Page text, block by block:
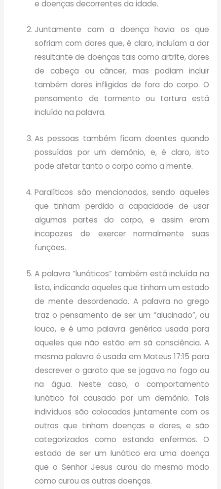
e doenças decorrentes da idade.
Juntamente com a doença havia os que
sofriam com dores que, é claro, incluíam a dor
resultante de doenças tais como artrite, dores
de cabeça ou câncer, mas podiam incluir
também dores infligidas de fora do corpo. O
pensamento de tormento ou tortura está
incluído na palavra.
As pessoas também ficam doentes quando
possuídas por um demônio, e, é claro, isto
pode afetar tanto o corpo como a mente.
Paralíticos são mencionados, sendo aqueles
que tinham perdido a capacidade de usar
algumas partes do corpo, e assim eram
incapazes de exercer normalmente suas
funções.
A palavra “lunáticos” também está incluída na
lista, indicando aqueles que tinham um estado
de mente desordenado. A palavra no grego
traz o pensamento de ser um “alucinado”, ou
louco, e é uma palavra genérica usada para
aqueles que não estão em sã consciência. A
mesma palavra é usada em Mateus 17:15 para
descrever o garoto que se jogava no fogo ou
na água. Neste caso, o comportamento
lunático foi causado por um demônio. Tais
indivíduos são colocados juntamente com os
outros que tinham doenças e dores, e são
categorizados como estando enfermos. O
estado de ser um lunático era uma doença
que o Senhor Jesus curou do mesmo modo
como curou as outras doenças.